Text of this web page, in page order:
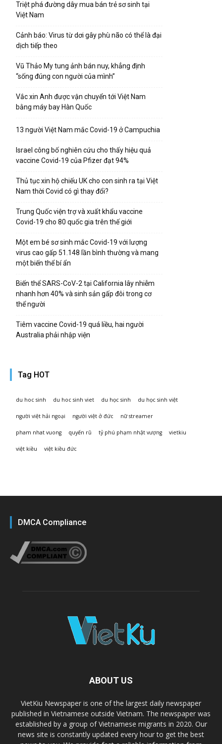
Triệt phá đường dây mua bán trẻ sơ sinh tại
Việt Nam
Cảnh báo: Virus từ dơi gây phù não có thể là đại
dịch tiếp theo
Vũ Thảo My tung ảnh bán nuy, khẳng định
“sống đúng con người của mình”
Vắc xin Anh được vận chuyển tới Việt Nam
bằng máy bay Hàn Quốc
13 người Việt Nam mắc Covid-19 ở Campuchia
Israel công bố nghiên cứu cho thấy hiệu quả
vaccine Covid-19 của Pfizer đạt 94%
Thủ tục xin hộ chiếu UK cho con sinh ra tại Việt
Nam thời Covid có gì thay đổi?
Trung Quốc viện trợ và xuất khẩu vaccine
Covid-19 cho 80 quốc gia trên thế giới
Một em bé sơ sinh mắc Covid-19 với lượng
virus cao gấp 51.148 lần bình thường và mang
một biến thể bí ẩn
Biến thể SARS-CoV-2 tại California lây nhiễm
nhanh hơn 40% và sinh sản gấp đôi trong cơ
thể người
Tiêm vaccine Covid-19 quá liều, hai người
Australia phải nhập viện
Tag HOT
du hoc sinh du hoc sinh viet du học sinh du học sinh việt
người việt hải ngoại người việt ở đức nữ streamer
pham nhat vuong quyến rũ tỷ phú phạm nhật vượng vietkiu
việt kiều việt kiều đức
DMCA Compliance
ABOUT US
VietKiu Newspaper is one of the largest daily newspaper
published in Vietnamese outside Vietnam. The newspaper was
established by a group of Vietnamese migrants in 2020. Our
news site is constantly updated every hour to get the best